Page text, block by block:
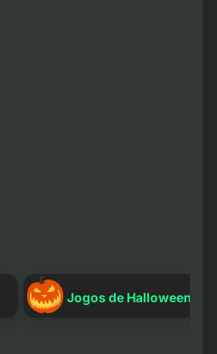
Jogos de Halloween